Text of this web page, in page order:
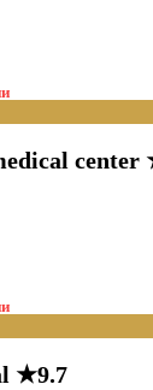
center
★9.7